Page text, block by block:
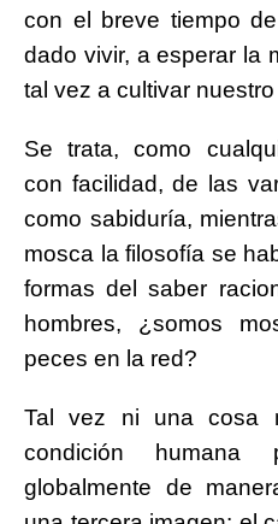
con el breve tiempo
dado vivir, a esperar la
tal vez a cultivar
Se trata, como
con facilidad, de las
como sabiduría,
mosca la filosofía se
formas del saber
hombres, ¿somos
peces en la red?
Tal vez ni una cosa
condición humana
globalmente de